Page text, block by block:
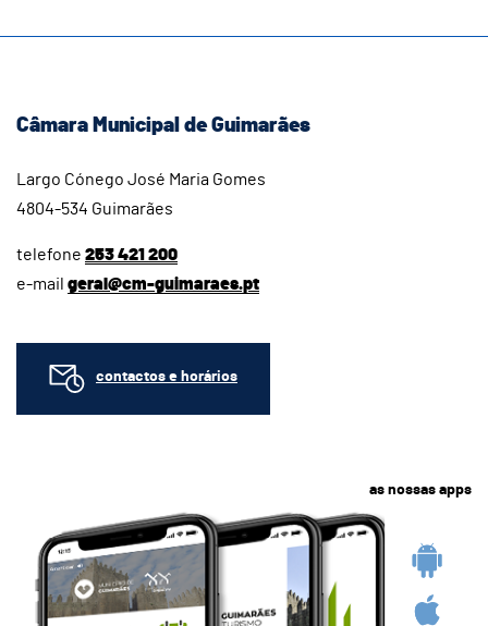
Câmara Municipal de Guimarães
Largo Cónego José Maria Gomes
4804-534 Guimarães
telefone 253 421 200
e-mail geral@cm-guimaraes.pt
contactos e horários
as nossas apps